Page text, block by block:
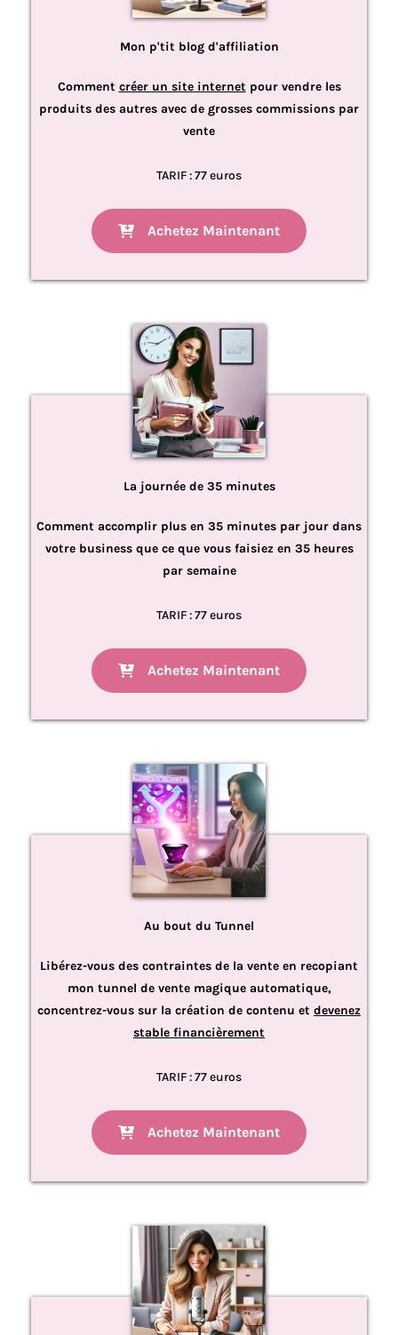
Mon p'tit blog d'affiliation
Comment créer un site internet pour vendre les
produits des autres avec de grosses commissions par
vente
TARIF : 77 euros
Achetez Maintenant
La journée de 35 minutes
Comment accomplir plus en 35 minutes par jour dans
votre business que ce que vous faisiez en 35 heures
par semaine
TARIF : 77 euros
Achetez Maintenant
Au bout du Tunnel
Libérez-vous des contraintes de la vente en recopiant
mon tunnel de vente magique automatique,
concentrez-vous sur la création de contenu et devenez
stable financièrement
TARIF : 77 euros
Achetez Maintenant